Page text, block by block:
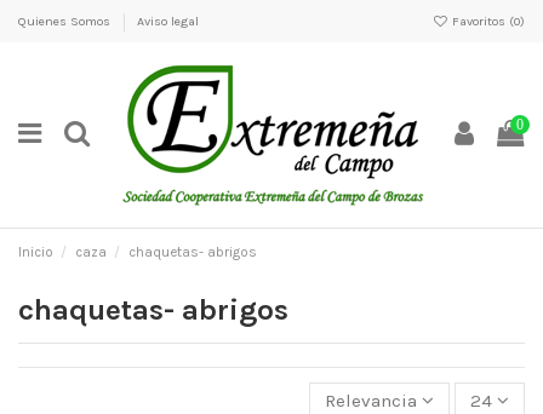
Quienes Somos Aviso legal Favoritos (0)
0
Inicio caza chaquetas- abrigos
chaquetas- abrigos
Relevancia 24